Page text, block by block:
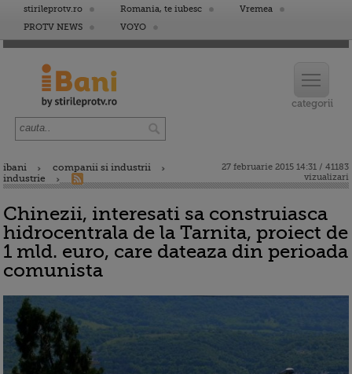
stirileprotv.ro Romania, te iubesc
Vremea
PROTV NEWS
VOYO
ibani
companii si industrii
industrie
27 februarie 2015 14:31 / 41183
vizualizari
Chinezii, interesati sa construiasca
hidrocentrala de la Tarnita, proiect de
1 mld. euro, care dateaza din perioada
comunista